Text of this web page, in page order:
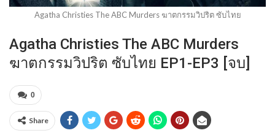
Agatha Christies The ABC Murders ฆาตกรรมวิปริต ซับไทย
Agatha Christies The ABC Murders
ฆาตกรรมวิปริต ซับไทย EP1-EP3 [จบ]
0
Share